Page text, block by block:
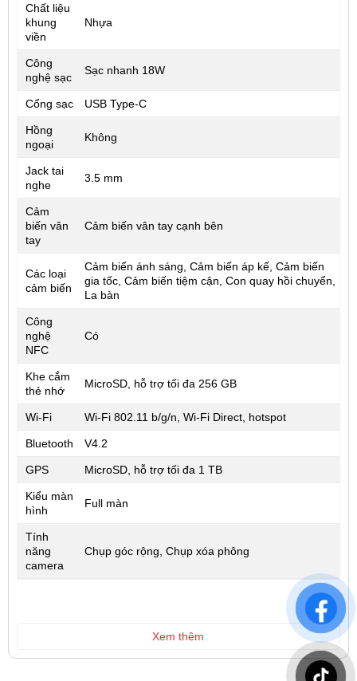
Chất liệu
khung
viền
Nhựa
Công
nghệ sạc
Sạc nhanh 18W
Cổng sạc USB Type-C
Hồng
ngoại
Không
Jack tai
nghe
3.5 mm
Cảm
biến vân
tay
Cảm biến vân tay cạnh bên
Các loại
cảm biến
Cảm biến ánh sáng, Cảm biến áp kế, Cảm biến
gia tốc, Cảm biến tiệm cận, Con quay hồi chuyển,
La bàn
Công
nghệ
NFC
Có
Khe cắm
thẻ nhớ
MicroSD, hỗ trợ tối đa 256 GB
Wi-Fi Wi-Fi 802.11 b/g/n, Wi-Fi Direct, hotspot
Bluetooth V4.2
GPS MicroSD, hỗ trợ tối đa 1 TB
Kiểu màn
hình
Full màn
Tính
năng
camera
Chụp góc rộng, Chụp xóa phông
Xem thêm